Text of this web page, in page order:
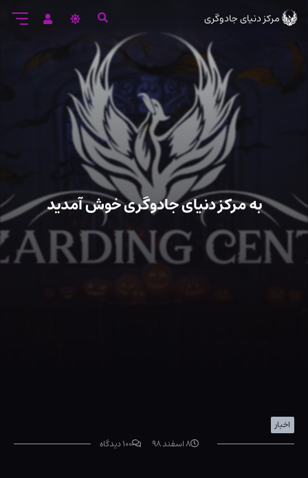
مرکز دنیای جادوگری
به مرکز دنیای جادوگری خوش آمدید
اخبار
۸ اسفند ۹۸
۱۰۰ دیدگاه